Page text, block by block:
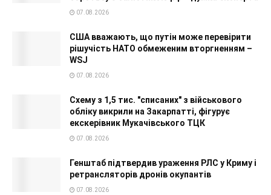
07.08.2026
США вважають, що путін може перевірити
рішучість НАТО обмеженим вторгненням –
WSJ
07.08.2026
Схему з 1,5 тис. "списаних" з військового
обліку викрили на Закарпатті, фігурує
екскерівник Мукачівського ТЦК
07.08.2026
Генштаб підтвердив ураження РЛС у Криму і
ретрансляторів дронів окупантів
07.08.2026